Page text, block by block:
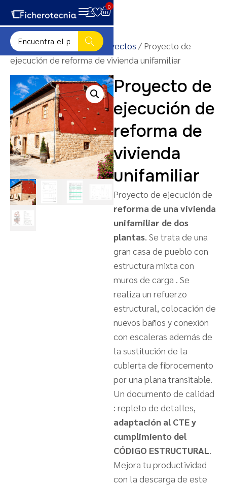
0
Inicio/Plantillas para proyectos / Proyecto de
ejecución de reforma de vivienda unifamiliar
Proyecto de
ejecución de
reforma de
vivienda
unifamiliar
Proyecto de ejecución de
reforma de una vivienda
unifamiliar de dos
plantas. Se trata de una
gran casa de pueblo con
estructura mixta con
muros de carga . Se
realiza un refuerzo
estructural, colocación de
nuevos baños y conexión
con escaleras además de
la sustitución de la
cubierta de fibrocemento
por una plana transitable.
Un documento de calidad
: repleto de detalles,
adaptación al CTE y
cumplimiento del
CÓDIGO ESTRUCTURAL.
Mejora tu productividad
con la descarga de este